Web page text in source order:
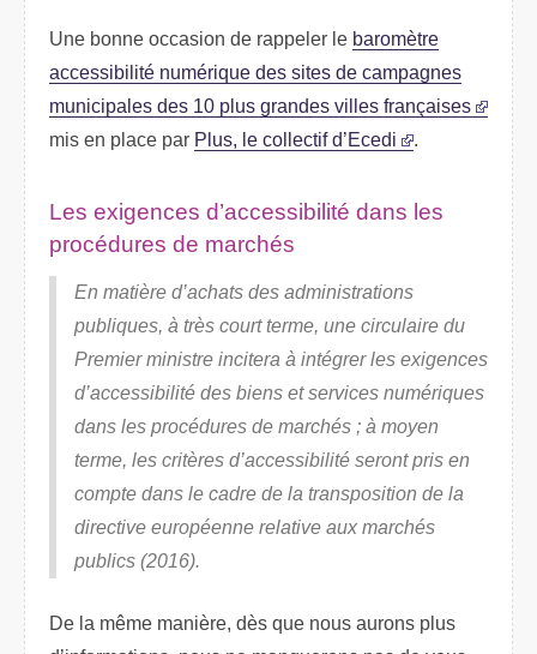
Une bonne occasion de rappeler le baromètre
accessibilité numérique des sites de campagnes
municipales des 10 plus grandes villes françaises
mis en place par Plus, le collectif d’Ecedi .
Les exigences d’accessibilité dans les
procédures de marchés
En matière d’achats des administrations
publiques, à très court terme, une circulaire du
Premier ministre incitera à intégrer les exigences
d’accessibilité des biens et services numériques
dans les procédures de marchés ; à moyen
terme, les critères d’accessibilité seront pris en
compte dans le cadre de la transposition de la
directive européenne relative aux marchés
publics (2016).
De la même manière, dès que nous aurons plus